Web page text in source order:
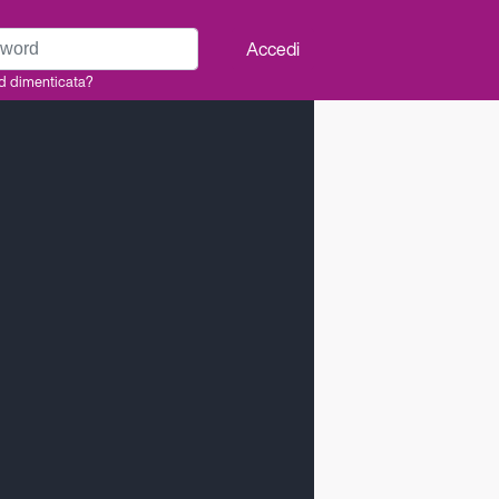
dimenticata?
Accedi